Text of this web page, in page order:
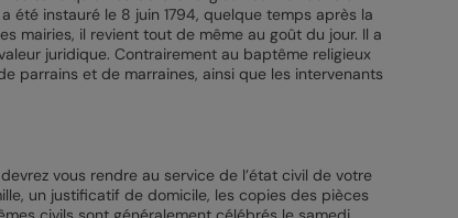
été instauré le 8 juin 1794, quelque temps après la
mairies, il revient tout de même au goût du jour. Il a
juridique. Contrairement au baptême religieux
parrains et de marraines, ainsi que les intervenants
vous rendre au service de l’état civil de votre
un justificatif de domicile, les copies des pièces